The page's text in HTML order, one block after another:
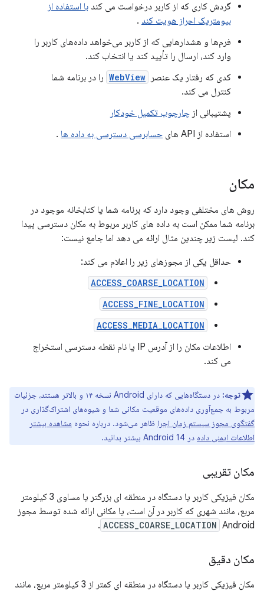
گردش کاری که از کاربر درخواست می کند با استفاده از
بیومتریک احراز هویت کند .
فرم‌ها و هشدارهایی که از کاربر می‌خواهد داده‌های کاربر را
وارد کند، ارسال را تأیید کند یا انتخاب کند.
کدی که رفتار یک عنصر
WebView را در برنامه شما
کنترل می کند.
پشتیبانی از چارچوب تکمیل خودکار
استفاده از API های
حسابرسی دسترسی به داده ها .
مکان
روش های مختلفی وجود دارد که برنامه شما یا کتابخانه موجود در
برنامه شما ممکن است به داده های کاربر مربوط به مکان دسترسی پیدا
کند. لیست زیر چندین مثال ارائه می دهد اما جامع نیست:
حداقل یکی از مجوزهای زیر را اعلام می کند:
ACCESS_COARSE_LOCATION
ACCESS_FINE_LOCATION
ACCESS_MEDIA_LOCATION
اطلاعات مکان را از آدرس IP یا نام نقطه دسترسی استخراج
می کند.
توجه:
در دستگاه‌هایی که دارای Android نسخه ۱۴ و بالاتر هستند، جزئیات
مربوط به جمع‌آوری داده‌های موقعیت مکانی شما و شیوه‌های اشتراک‌گذاری در
گفتگوی مجوز سیستم زمان اجرا ظاهر می‌شود. درباره نحوه مشاهده بیشتر
اطلاعات ایمنی داده در Android 14 بیشتر بدانید.
مکان تقریبی
مکان فیزیکی کاربر یا دستگاه در منطقه ای بزرگتر یا مساوی 3 کیلومتر
مربع، مانند شهری که کاربر در آن است، یا مکانی ارائه شده توسط مجوز
ACCESS_COARSE_LOCATION Android.
مکان دقیق
مکان فیزیکی کاربر یا دستگاه در منطقه ای کمتر از 3 کیلومتر مربع، مانند